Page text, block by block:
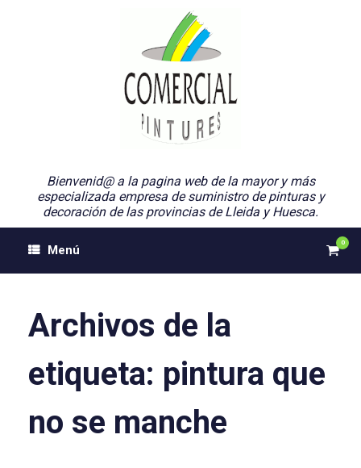
Bienvenid@ a la pagina web de la mayor y más
especializada empresa de suministro de pinturas y
decoración de las provincias de Lleida y Huesca.
Menú
Ver
0
Archivos de la
etiqueta: pintura que
no se manche